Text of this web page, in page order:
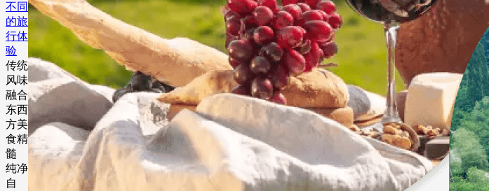
不同
的旅
行体
验
传统
风味
融合
东西
方美
食精
髓
纯净
自